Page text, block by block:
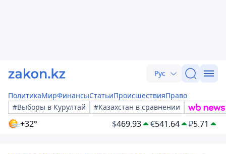
Рус
ПолитикаМирФинансыСтатьиПроисшествияПраво
#Выборы в Курултай
#Казахстан в сравнении
+32° $469.93 €541.64 ₽5.71